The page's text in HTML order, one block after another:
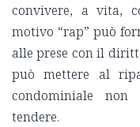
convivere, a vita,
motivo “rap” può
alle prese con il
può mettere al
condominiale non
tendere.